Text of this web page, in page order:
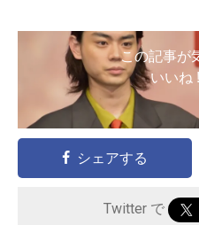
この記事が
いいね
シェアする
Twitter で